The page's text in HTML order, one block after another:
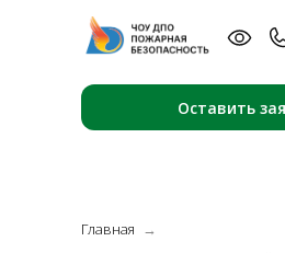
Оставить
Главная
→